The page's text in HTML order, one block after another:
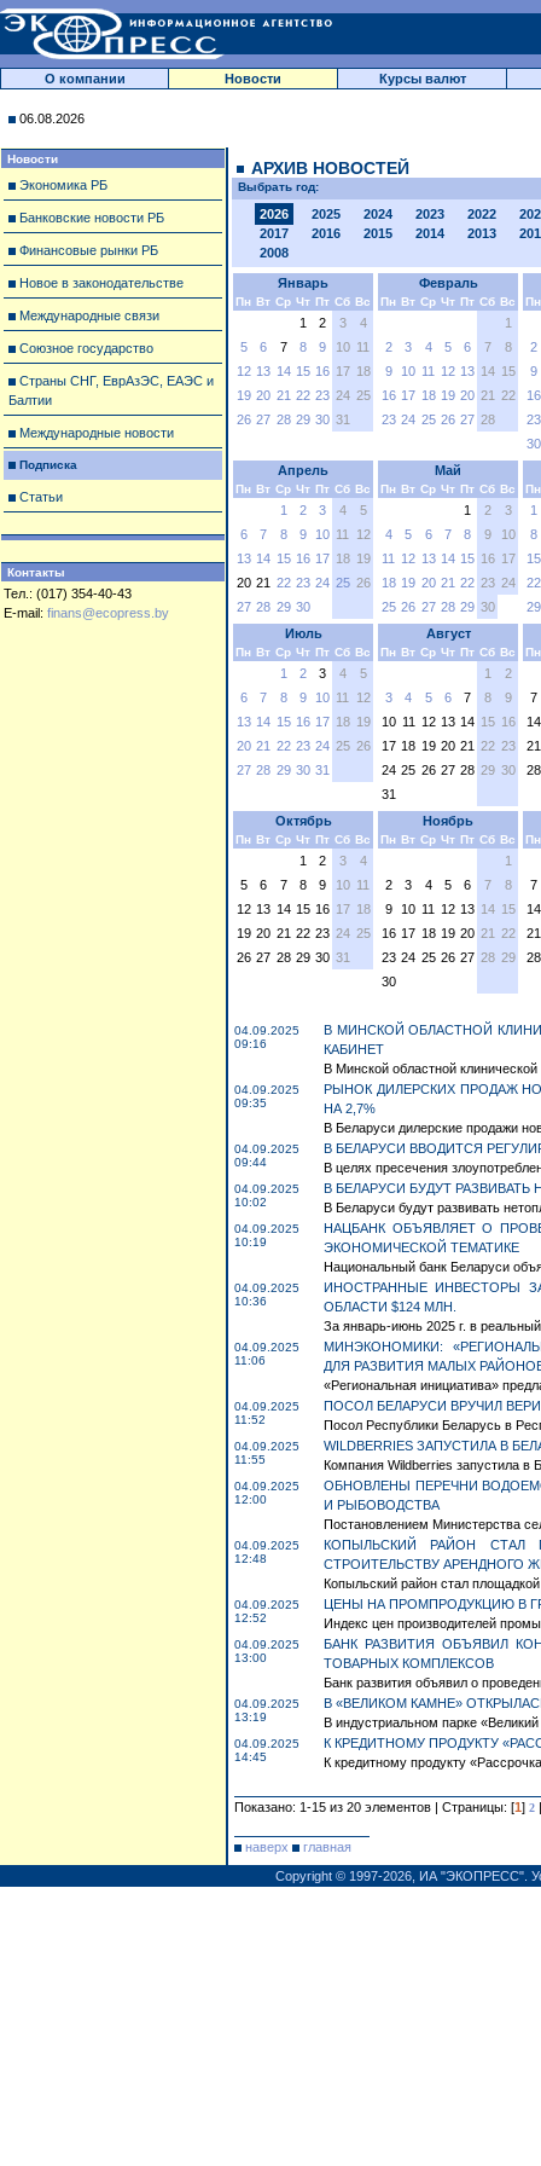
О компании Новости Курсы валют
06.08.2026
Новости
Экономика РБ
Банковские новости РБ
Финансовые рынки РБ
Новое в законодательстве
Международные связи
Союзное государство
Страны СНГ, ЕврАзЭС, ЕАЭС и
Балтии
Международные новости
Подписка
Статьи
Контакты
Тел.: (017) 354-40-43
E-mail: finans@ecopress.by
АРХИВ НОВОСТЕЙ
Выбрать год:
2026 2025 2024 2023 2022
2017
2016 2015 2014 2013
2008
Январь
Пн Вт Ср Чт Пт Сб Вс
1 2 3
4
5
6 7 8 9 10 11
12 13 14 15 16 17 18
19 20 21 22 23 24 25
26 27 28 29 30 31
Февраль
Пн Вт Ср Чт Пт Сб Вс
1
2
3 4 5 6 7
8
9
10 11 12 13 14 15
16 17 18 19 20 21 22
23 24 25 26 27 28
Пн
2
9
16
23
30
Апрель
Пн Вт Ср Чт Пт Сб Вс
1 2 3 4
5
6
7 8 9 10 11
12
13 14 15 16 17 18 19
20 21 22 23 24 25 26
27 28 29 30
Май
Пн Вт Ср Чт Пт Сб Вс
1 2
3
4
5 6 7 8 9
10
11
12 13 14 15 16 17
18 19 20 21 22 23 24
25 26 27 28 29 30
Пн
1
8
15
22
29
Июль
Пн Вт Ср Чт Пт Сб Вс
1 2 3 4
5
6
7 8 9 10 11
12
13 14 15 16 17 18 19
20 21 22 23 24 25 26
27 28 29 30 31
Август
Пн Вт Ср Чт Пт Сб Вс
1
2
3
4 5 6 7 8
9
10 11 12 13 14 15 16
17 18 19 20 21 22 23
24 25 26 27 28 29 30
31
Пн
7
14
21
28
Октябрь
Пн Вт Ср Чт Пт Сб Вс
1 2 3
4
5
6 7 8 9 10 11
12 13 14 15 16 17 18
19 20 21 22 23 24 25
26 27 28 29 30 31
Ноябрь
Пн Вт Ср Чт Пт Сб Вс
1
2
3 4 5 6 7
8
9
10 11 12 13 14 15
16 17 18 19 20 21 22
23 24 25 26 27 28 29
30
Пн
7
14
21
28
04.09.2025
09:16
В МИНСКОЙ ОБЛАСТНОЙ
КАБИНЕТ
В Минской областной
04.09.2025
09:35
РЫНОК ДИЛЕРСКИХ ПРОДАЖ
НА 2,7%
В Беларуси дилерские продажи
04.09.2025
09:44
В БЕЛАРУСИ ВВОДИТСЯ
В целях пресечения
04.09.2025
10:02
В БЕЛАРУСИ БУДУТ
В Беларуси будут развивать
04.09.2025
10:19
НАЦБАНК ОБЪЯВЛЯЕТ О
ЭКОНОМИЧЕСКОЙ ТЕМАТИКЕ
Национальный банк Беларуси
04.09.2025
10:36
ИНОСТРАННЫЕ ИНВЕСТОРЫ
ОБЛАСТИ $124 МЛН.
За январь-июнь 2025 г. в
04.09.2025
11:06
МИНЭКОНОМИКИ:
ДЛЯ РАЗВИТИЯ МАЛЫХ
«Региональная инициатива»
04.09.2025
11:52
ПОСОЛ БЕЛАРУСИ ВРУЧИЛ
Посол Республики Беларусь в
04.09.2025
11:55
WILDBERRIES ЗАПУСТИЛА В
Компания Wildberries запустила в
04.09.2025
12:00
ОБНОВЛЕНЫ ПЕРЕЧНИ
И РЫБОВОДСТВА
Постановлением Министерства
04.09.2025
12:48
КОПЫЛЬСКИЙ РАЙОН СТАЛ
СТРОИТЕЛЬСТВУ АРЕНДНОГО
Копыльский район стал
04.09.2025
12:52
ЦЕНЫ НА ПРОМПРОДУКЦИЮ В
Индекс цен производителей
04.09.2025
13:00
БАНК РАЗВИТИЯ ОБЪЯВИЛ
ТОВАРНЫХ КОМПЛЕКСОВ
Банк развития объявил о
04.09.2025
13:19
В «ВЕЛИКОМ КАМНЕ»
В индустриальном парке
04.09.2025
14:45
К КРЕДИТНОМУ ПРОДУКТУ
К кредитному продукту
Показано: 1-15 из 20 элементов | Страницы: [1] 2 |
наверх
главная
Copyright © 1997-2026, ИА "ЭКОПРЕСС".